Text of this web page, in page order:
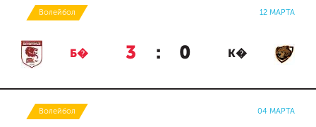
Волейбол 12 МАРТА
Б� 3 : 0 К�
Волейбол 04 МАРТА